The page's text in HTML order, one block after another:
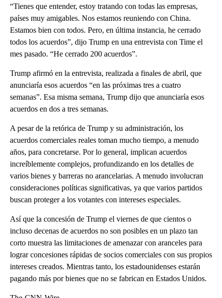
“Tienes que entender, estoy tratando con todas las empresas,
países muy amigables. Nos estamos reuniendo con China.
Estamos bien con todos. Pero, en última instancia, he cerrado
todos los acuerdos”, dijo Trump en una entrevista con Time el
mes pasado. “He cerrado 200 acuerdos”.
Trump afirmó en la entrevista, realizada a finales de abril, que
anunciaría esos acuerdos “en las próximas tres a cuatro
semanas”. Esa misma semana, Trump dijo que anunciaría esos
acuerdos en dos a tres semanas.
A pesar de la retórica de Trump y su administración, los
acuerdos comerciales reales toman mucho tiempo, a menudo
años, para concretarse. Por lo general, implican acuerdos
increíblemente complejos, profundizando en los detalles de
varios bienes y barreras no arancelarias. A menudo involucran
consideraciones políticas significativas, ya que varios partidos
buscan proteger a los votantes con intereses especiales.
Así que la concesión de Trump el viernes de que cientos o
incluso decenas de acuerdos no son posibles en un plazo tan
corto muestra las limitaciones de amenazar con aranceles para
lograr concesiones rápidas de socios comerciales con sus propios
intereses creados. Mientras tanto, los estadounidenses estarán
pagando más por bienes que no se fabrican en Estados Unidos.